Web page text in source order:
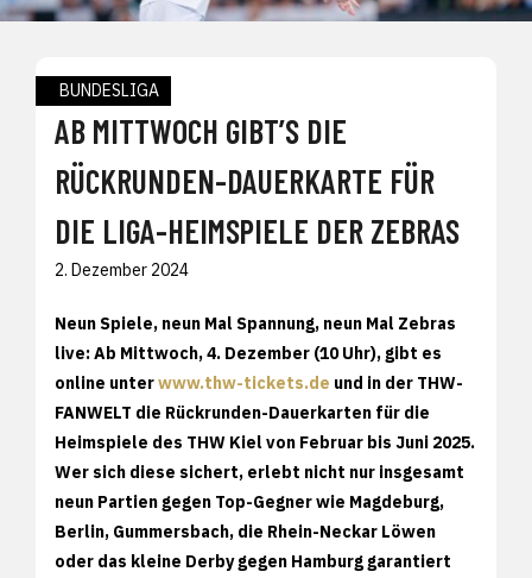
BUNDESLIGA
AB MITTWOCH GIBT’S DIE
RÜCKRUNDEN-DAUERKARTE FÜR
DIE LIGA-HEIMSPIELE DER ZEBRAS
2. Dezember 2024
Neun Spiele, neun Mal Spannung, neun Mal Zebras
live: Ab Mittwoch, 4. Dezember (10 Uhr), gibt es
online unterwww.thw-tickets.de und in der THW-
FANWELT die Rückrunden-Dauerkarten für die
Heimspiele des THW Kiel von Februar bis Juni 2025.
Wer sich diese sichert, erlebt nicht nur insgesamt
neun Partien gegen Top-Gegner wie Magdeburg,
Berlin, Gummersbach, die Rhein-Neckar Löwen
oder das kleine Derby gegen Hamburg garantiert